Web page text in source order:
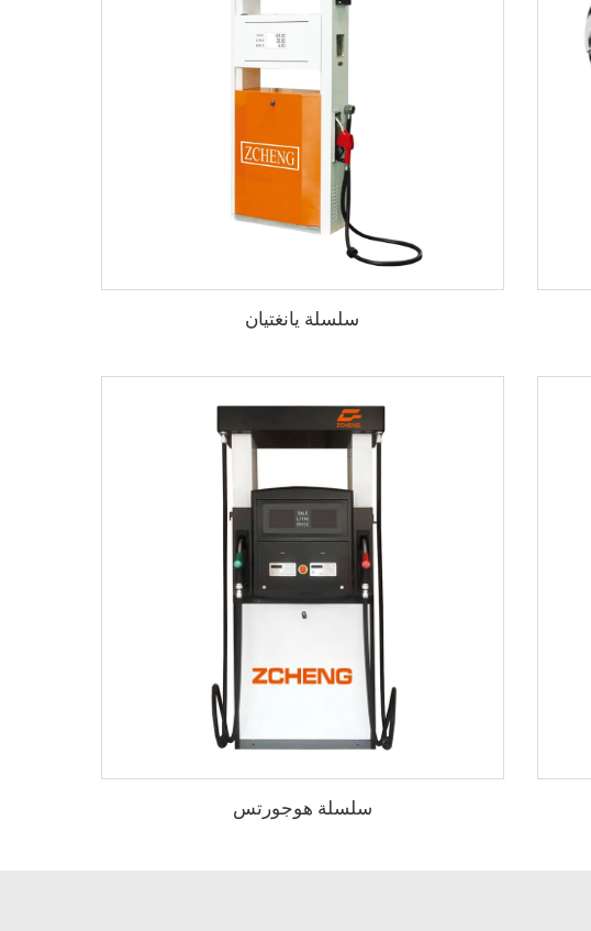
سلسلة يانغتيان
سلسلة هوجورتس